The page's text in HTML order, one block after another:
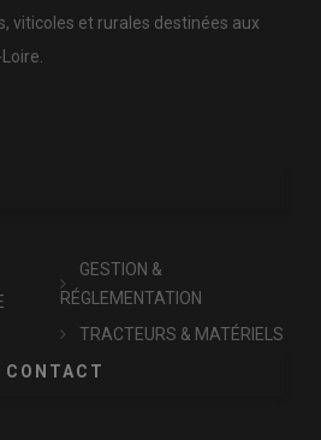
viticoles et rurales destinées aux
GESTION &
RÉGLEMENTATION
TRACTEURS & MATÉRIELS
CONTACT